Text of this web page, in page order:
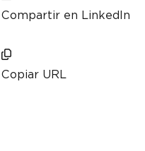
Compartir en LinkedIn
Copiar URL